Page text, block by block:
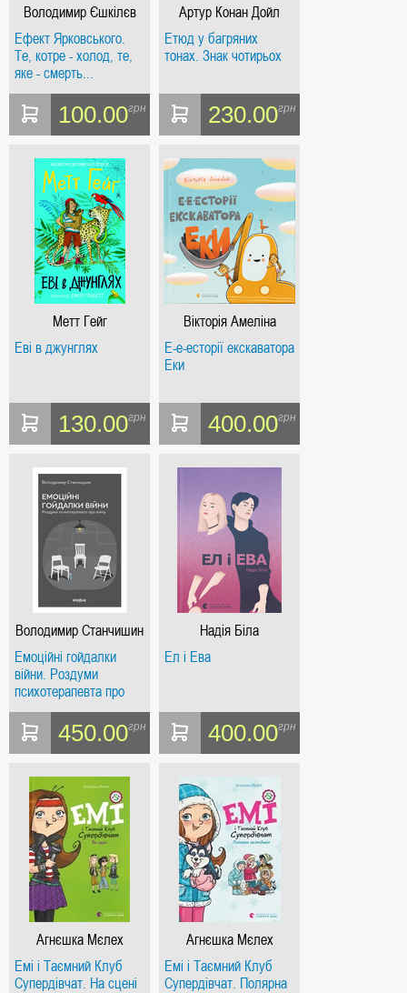
Володимир Єшкілєв
Ефект Ярковського.
Те, котре - холод, те,
яке - смерть...
100.00грн
Артур Конан Дойл
Етюд у багряних
тонах. Знак чотирьох
230.00грн
Метт Гейг
Еві в джунглях
130.00грн
Вікторія Амеліна
Е-е-есторії екскаватора
Еки
400.00грн
Володимир Станчишин
Емоційні гойдалки
війни. Роздуми
психотерапевта про
війну
450.00грн
Надія Біла
Ел і Ева
400.00грн
Агнєшка Мєлех
Емі і Таємний Клуб
Супердівчат. На сцені
Агнєшка Мєлех
Емі і Таємний Клуб
Супердівчат. Полярна